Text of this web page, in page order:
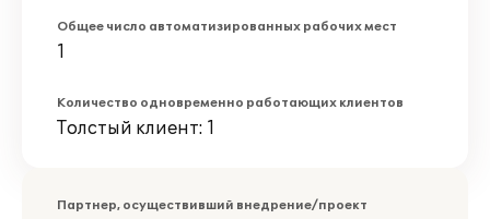
Общее число автоматизированных рабочих мест
1
Количество одновременно работающих клиентов
Толстый клиент: 1
Партнер, осуществивший внедрение/проект